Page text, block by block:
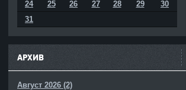
24
25 26 27 28 29
30
31
АРХИВ
Август 2026 (2)